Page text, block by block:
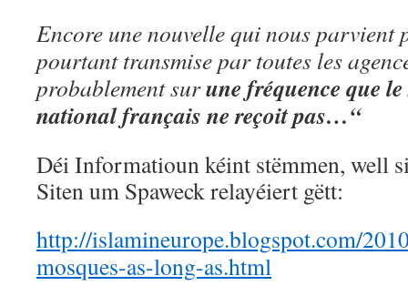
Encore une nouvelle qui nous parvient
pourtant transmise par toutes les
probablement surune fréquence que
national français ne reçoit pas…“
Déi Informatioun kéint stëmmen, well
Siten um Spaweck relayéiert gëtt:
http://islamineurope.blogspot.com/
mosques-as-long-as.html